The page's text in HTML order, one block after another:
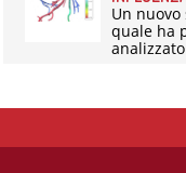
Un
quale ha